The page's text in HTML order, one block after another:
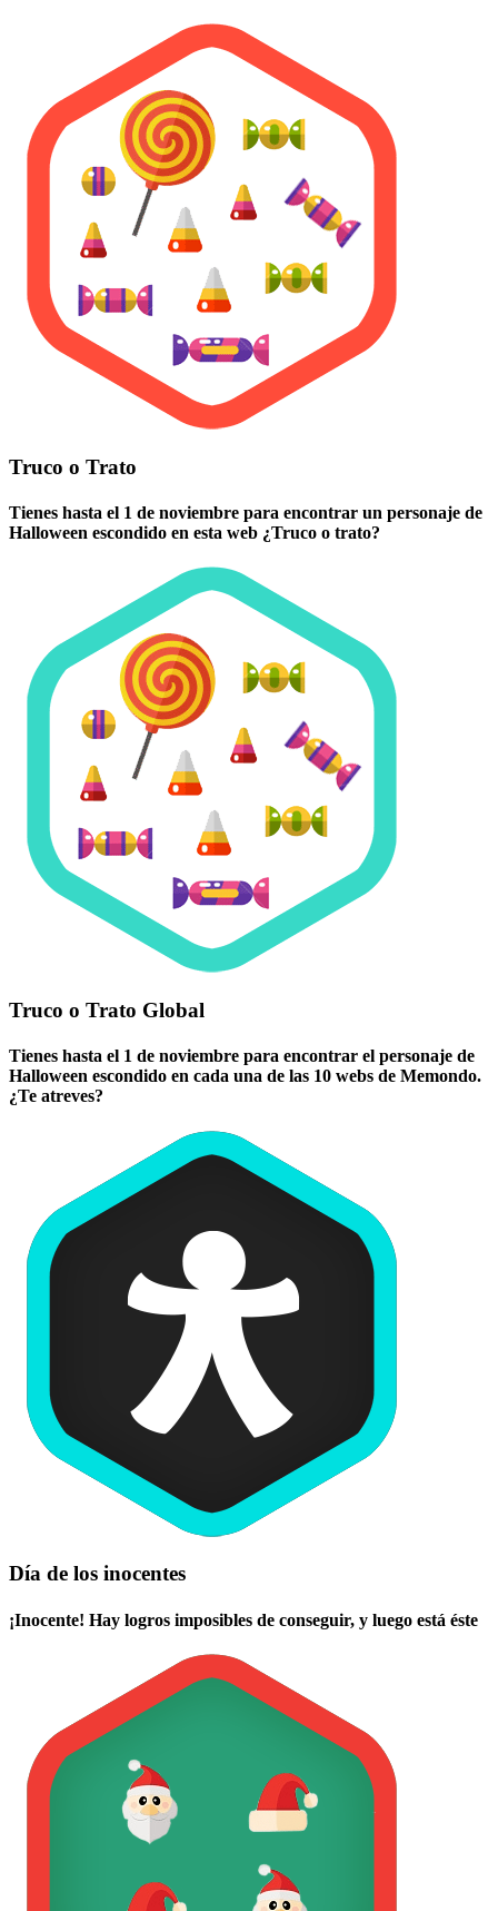
Truco o Trato
Tienes hasta el 1 de noviembre para encontrar un personaje de
Halloween escondido en esta web ¿Truco o trato?
Truco o Trato Global
Tienes hasta el 1 de noviembre para encontrar el personaje de
Halloween escondido en cada una de las 10 webs de Memondo.
¿Te atreves?
Día de los inocentes
¡Inocente! Hay logros imposibles de conseguir, y luego está éste